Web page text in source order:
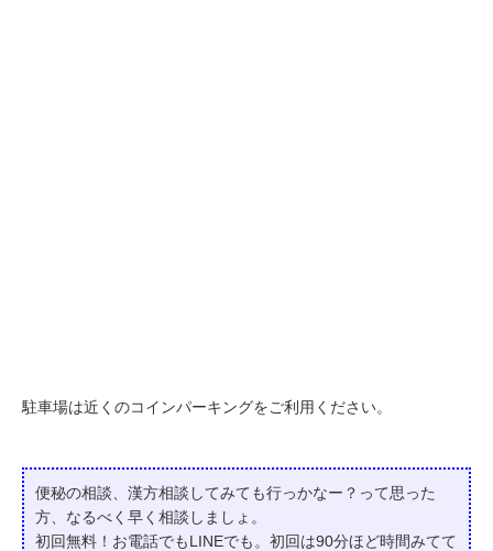
駐車場は近くのコインパーキングをご利用ください。
便秘の相談、漢方相談してみても行っかなー？って思った
方、なるべく早く相談しましょ。
初回無料！お電話でもLINEでも。初回は90分ほど時間みてて